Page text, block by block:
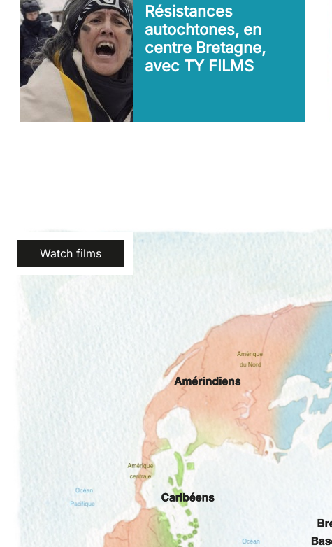
Résistances
autochtones, en
centre Bretagne,
avec TY FILMS
Watch films